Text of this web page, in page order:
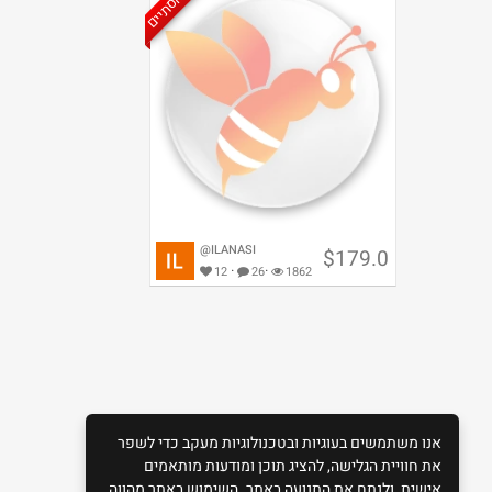
סמארטפון סיני זול
$179.0
@ILANASI
12 · 26· 1862
אנו משתמשים בעוגיות ובטכנולוגיות מעקב כדי לשפר
את חוויית הגלישה, להציג תוכן ומודעות מותאמים